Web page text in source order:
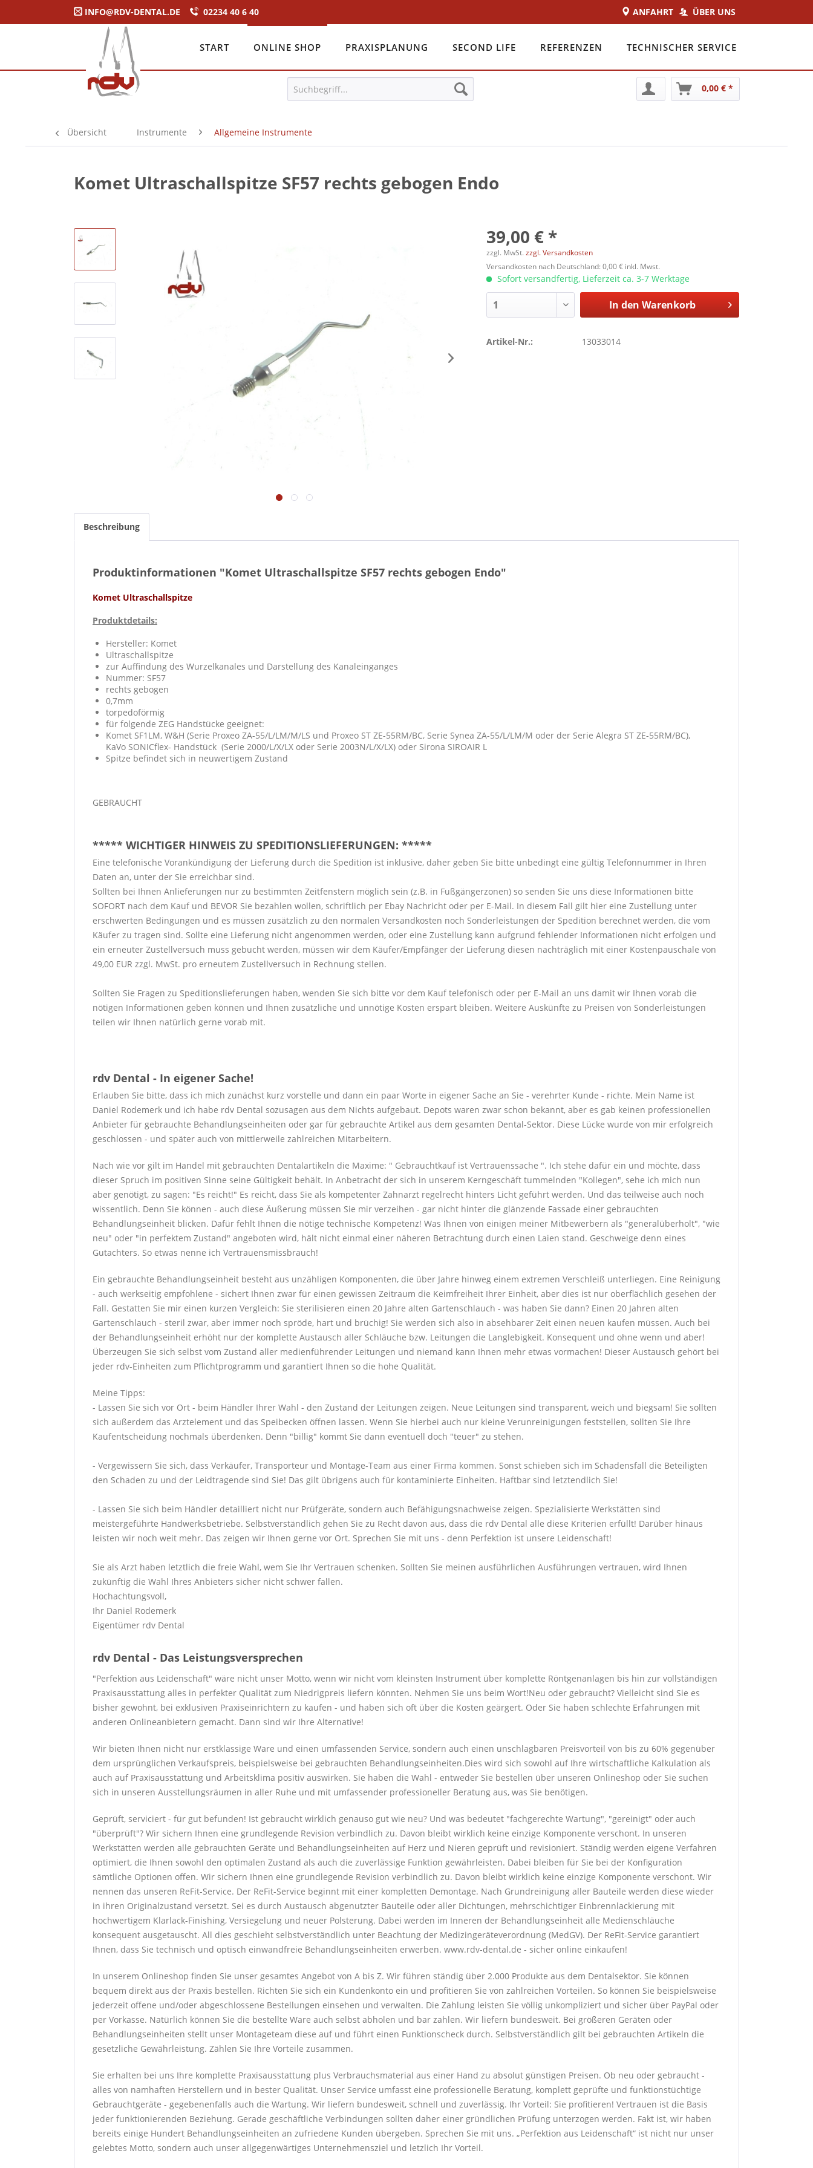
INFO@RDV-DENTAL.DE 02234 40 6 40 ÜBER UNS
ANFAHRT
START ONLINE SHOP PRAXISPLANUNG SECOND LIFE REFERENZEN TECHNISCHER SERVICE
0,00 € *
Übersicht Instrumente Allgemeine Instrumente
Komet Ultraschallspitze SF57 rechts gebogen Endo
39,00 € *
zzgl. MwSt. zzgl. Versandkosten
Versandkosten nach Deutschland: 0,00 € inkl. Mwst.
Sofort versandfertig, Lieferzeit ca. 3-7 Werktage
In den Warenkorb
Artikel-Nr.: 13033014
Beschreibung
Produktinformationen "Komet Ultraschallspitze SF57 rechts gebogen Endo"
Komet Ultraschallspitze
Produktdetails:
Hersteller: Komet
Ultraschallspitze
zur Auffindung des Wurzelkanales und Darstellung des Kanaleinganges
Nummer: SF57
rechts gebogen
0,7mm
torpedoförmig
für folgende ZEG Handstücke geeignet:
Komet SF1LM, W&H (Serie Proxeo ZA-55/L/LM/M/LS und Proxeo ST ZE-55RM/BC, Serie Synea ZA-55/L/LM/M oder der Serie Alegra ST ZE-55RM/BC),
KaVo SONICflex- Handstück (Serie 2000/L/X/LX oder Serie 2003N/L/X/LX) oder Sirona SIROAIR L
Spitze befindet sich in neuwertigem Zustand
GEBRAUCHT
***** WICHTIGER HINWEIS ZU SPEDITIONSLIEFERUNGEN: *****
Eine telefonische Vorankündigung der Lieferung durch die Spedition ist inklusive, daher geben Sie bitte unbedingt eine gültig Telefonnummer in Ihren
Daten an, unter der Sie erreichbar sind.
Sollten bei Ihnen Anlieferungen nur zu bestimmten Zeitfenstern möglich sein (z.B. in Fußgängerzonen) so senden Sie uns diese Informationen bitte
SOFORT nach dem Kauf und BEVOR Sie bezahlen wollen, schriftlich per Ebay Nachricht oder per E-Mail. In diesem Fall gilt hier eine Zustellung unter
erschwerten Bedingungen und es müssen zusätzlich zu den normalen Versandkosten noch Sonderleistungen der Spedition berechnet werden, die vom
Käufer zu tragen sind. Sollte eine Lieferung nicht angenommen werden, oder eine Zustellung kann aufgrund fehlender Informationen nicht erfolgen und
ein erneuter Zustellversuch muss gebucht werden, müssen wir dem Käufer/Empfänger der Lieferung diesen nachträglich mit einer Kostenpauschale von
49,00 EUR zzgl. MwSt. pro erneutem Zustellversuch in Rechnung stellen.
Sollten Sie Fragen zu Speditionslieferungen haben, wenden Sie sich bitte vor dem Kauf telefonisch oder per E-Mail an uns damit wir Ihnen vorab die
nötigen Informationen geben können und Ihnen zusätzliche und unnötige Kosten erspart bleiben. Weitere Auskünfte zu Preisen von Sonderleistungen
teilen wir Ihnen natürlich gerne vorab mit.
rdv Dental - In eigener Sache!
Erlauben Sie bitte, dass ich mich zunächst kurz vorstelle und dann ein paar Worte in eigener Sache an Sie - verehrter Kunde - richte. Mein Name ist
Daniel Rodemerk und ich habe rdv Dental sozusagen aus dem Nichts aufgebaut. Depots waren zwar schon bekannt, aber es gab keinen professionellen
Anbieter für gebrauchte Behandlungseinheiten oder gar für gebrauchte Artikel aus dem gesamten Dental-Sektor. Diese Lücke wurde von mir erfolgreich
geschlossen - und später auch von mittlerweile zahlreichen Mitarbeitern.
Nach wie vor gilt im Handel mit gebrauchten Dentalartikeln die Maxime: " Gebrauchtkauf ist Vertrauenssache ". Ich stehe dafür ein und möchte, dass
dieser Spruch im positiven Sinne seine Gültigkeit behält. In Anbetracht der sich in unserem Kerngeschäft tummelnden "Kollegen", sehe ich mich nun
aber genötigt, zu sagen: "Es reicht!" Es reicht, dass Sie als kompetenter Zahnarzt regelrecht hinters Licht geführt werden. Und das teilweise auch noch
wissentlich. Denn Sie können - auch diese Äußerung müssen Sie mir verzeihen - gar nicht hinter die glänzende Fassade einer gebrauchten
Behandlungseinheit blicken. Dafür fehlt Ihnen die nötige technische Kompetenz! Was Ihnen von einigen meiner Mitbewerbern als "generalüberholt", "wie
neu" oder "in perfektem Zustand" angeboten wird, hält nicht einmal einer näheren Betrachtung durch einen Laien stand. Geschweige denn eines
Gutachters. So etwas nenne ich Vertrauensmissbrauch!
Ein gebrauchte Behandlungseinheit besteht aus unzähligen Komponenten, die über Jahre hinweg einem extremen Verschleiß unterliegen. Eine Reinigung
- auch werkseitig empfohlene - sichert Ihnen zwar für einen gewissen Zeitraum die Keimfreiheit Ihrer Einheit, aber dies ist nur oberflächlich gesehen der
Fall. Gestatten Sie mir einen kurzen Vergleich: Sie sterilisieren einen 20 Jahre alten Gartenschlauch - was haben Sie dann? Einen 20 Jahren alten
Gartenschlauch - steril zwar, aber immer noch spröde, hart und brüchig! Sie werden sich also in absehbarer Zeit einen neuen kaufen müssen. Auch bei
der Behandlungseinheit erhöht nur der komplette Austausch aller Schläuche bzw. Leitungen die Langlebigkeit. Konsequent und ohne wenn und aber!
Überzeugen Sie sich selbst vom Zustand aller medienführender Leitungen und niemand kann Ihnen mehr etwas vormachen! Dieser Austausch gehört bei
jeder rdv-Einheiten zum Pflichtprogramm und garantiert Ihnen so die hohe Qualität.
Meine Tipps:
- Lassen Sie sich vor Ort - beim Händler Ihrer Wahl - den Zustand der Leitungen zeigen. Neue Leitungen sind transparent, weich und biegsam! Sie sollten
sich außerdem das Arztelement und das Speibecken öffnen lassen. Wenn Sie hierbei auch nur kleine Verunreinigungen feststellen, sollten Sie Ihre
Kaufentscheidung nochmals überdenken. Denn "billig" kommt Sie dann eventuell doch "teuer" zu stehen.
- Vergewissern Sie sich, dass Verkäufer, Transporteur und Montage-Team aus einer Firma kommen. Sonst schieben sich im Schadensfall die Beteiligten
den Schaden zu und der Leidtragende sind Sie! Das gilt übrigens auch für kontaminierte Einheiten. Haftbar sind letztendlich Sie!
- Lassen Sie sich beim Händler detailliert nicht nur Prüfgeräte, sondern auch Befähigungsnachweise zeigen. Spezialisierte Werkstätten sind
meistergeführte Handwerksbetriebe. Selbstverständlich gehen Sie zu Recht davon aus, dass die rdv Dental alle diese Kriterien erfüllt! Darüber hinaus
leisten wir noch weit mehr. Das zeigen wir Ihnen gerne vor Ort. Sprechen Sie mit uns - denn Perfektion ist unsere Leidenschaft!
Sie als Arzt haben letztlich die freie Wahl, wem Sie Ihr Vertrauen schenken. Sollten Sie meinen ausführlichen Ausführungen vertrauen, wird Ihnen
zukünftig die Wahl Ihres Anbieters sicher nicht schwer fallen.
Hochachtungsvoll,
Ihr Daniel Rodemerk
Eigentümer rdv Dental
rdv Dental - Das Leistungsversprechen
"Perfektion aus Leidenschaft" wäre nicht unser Motto, wenn wir nicht vom kleinsten Instrument über komplette Röntgenanlagen bis hin zur vollständigen
Praxisausstattung alles in perfekter Qualität zum Niedrigpreis liefern könnten. Nehmen Sie uns beim Wort!Neu oder gebraucht? Vielleicht sind Sie es
bisher gewohnt, bei exklusiven Praxiseinrichtern zu kaufen - und haben sich oft über die Kosten geärgert. Oder Sie haben schlechte Erfahrungen mit
anderen Onlineanbietern gemacht. Dann sind wir Ihre Alternative!
Wir bieten Ihnen nicht nur erstklassige Ware und einen umfassenden Service, sondern auch einen unschlagbaren Preisvorteil von bis zu 60% gegenüber
dem ursprünglichen Verkaufspreis, beispielsweise bei gebrauchten Behandlungseinheiten.Dies wird sich sowohl auf Ihre wirtschaftliche Kalkulation als
auch auf Praxisausstattung und Arbeitsklima positiv auswirken. Sie haben die Wahl - entweder Sie bestellen über unseren Onlineshop oder Sie suchen
sich in unseren Ausstellungsräumen in aller Ruhe und mit umfassender professioneller Beratung aus, was Sie benötigen.
Geprüft, serviciert - für gut befunden! Ist gebraucht wirklich genauso gut wie neu? Und was bedeutet "fachgerechte Wartung", "gereinigt" oder auch
"überprüft"? Wir sichern Ihnen eine grundlegende Revision verbindlich zu. Davon bleibt wirklich keine einzige Komponente verschont. In unseren
Werkstätten werden alle gebrauchten Geräte und Behandlungseinheiten auf Herz und Nieren geprüft und revisioniert. Ständig werden eigene Verfahren
optimiert, die Ihnen sowohl den optimalen Zustand als auch die zuverlässige Funktion gewährleisten. Dabei bleiben für Sie bei der Konfiguration
sämtliche Optionen offen. Wir sichern Ihnen eine grundlegende Revision verbindlich zu. Davon bleibt wirklich keine einzige Komponente verschont. Wir
nennen das unseren ReFit-Service. Der ReFit-Service beginnt mit einer kompletten Demontage. Nach Grundreinigung aller Bauteile werden diese wieder
in ihren Originalzustand versetzt. Sei es durch Austausch abgenutzter Bauteile oder aller Dichtungen, mehrschichtiger Einbrennlackierung mit
hochwertigem Klarlack-Finishing, Versiegelung und neuer Polsterung. Dabei werden im Inneren der Behandlungseinheit alle Medienschläuche
konsequent ausgetauscht. All dies geschieht selbstverständlich unter Beachtung der Medizingeräteverordnung (MedGV). Der ReFit-Service garantiert
Ihnen, dass Sie technisch und optisch einwandfreie Behandlungseinheiten erwerben. www.rdv-dental.de - sicher online einkaufen!
In unserem Onlineshop finden Sie unser gesamtes Angebot von A bis Z. Wir führen ständig über 2.000 Produkte aus dem Dentalsektor. Sie können
bequem direkt aus der Praxis bestellen. Richten Sie sich ein Kundenkonto ein und profitieren Sie von zahlreichen Vorteilen. So können Sie beispielsweise
jederzeit offene und/oder abgeschlossene Bestellungen einsehen und verwalten. Die Zahlung leisten Sie völlig unkompliziert und sicher über PayPal oder
per Vorkasse. Natürlich können Sie die bestellte Ware auch selbst abholen und bar zahlen. Wir liefern bundesweit. Bei größeren Geräten oder
Behandlungseinheiten stellt unser Montageteam diese auf und führt einen Funktionscheck durch. Selbstverständlich gilt bei gebrauchten Artikeln die
gesetzliche Gewährleistung. Zählen Sie Ihre Vorteile zusammen.
Sie erhalten bei uns Ihre komplette Praxisausstattung plus Verbrauchsmaterial aus einer Hand zu absolut günstigen Preisen. Ob neu oder gebraucht -
alles von namhaften Herstellern und in bester Qualität. Unser Service umfasst eine professionelle Beratung, komplett geprüfte und funktionstüchtige
Gebrauchtgeräte - gegebenenfalls auch die Wartung. Wir liefern bundesweit, schnell und zuverlässig. Ihr Vorteil: Sie profitieren! Vertrauen ist die Basis
jeder funktionierenden Beziehung. Gerade geschäftliche Verbindungen sollten daher einer gründlichen Prüfung unterzogen werden. Fakt ist, wir haben
bereits einige Hundert Behandlungseinheiten an zufriedene Kunden übergeben. Sprechen Sie mit uns. „Perfektion aus Leidenschaft“ ist nicht nur unser
gelebtes Motto, sondern auch unser allgegenwärtiges Unternehmensziel und letzlich Ihr Vorteil.